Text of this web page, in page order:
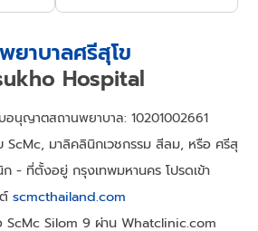
ยาบาลศรีสุโข
Hospital
บอนุญาตสถานพยาบาล: 10201002661
ScMc, มาลิคลินิกเวชกรรม สีลม, หรือ ศรีสุ
ก - ที่ตั้งอยู่ กรุงเทพมหานคร โปรดเข้า
scmcthailand.com
Silom 9 ผ่าน Whatclinic.com